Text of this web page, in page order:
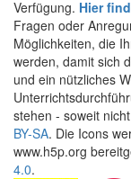
Verfügung. Hier
Fragen oder
Möglichkeiten, die
werden, damit sich
und ein nützliches
stehen - soweit
BY-SA. Die Icons
www.h5p.org
4.0.